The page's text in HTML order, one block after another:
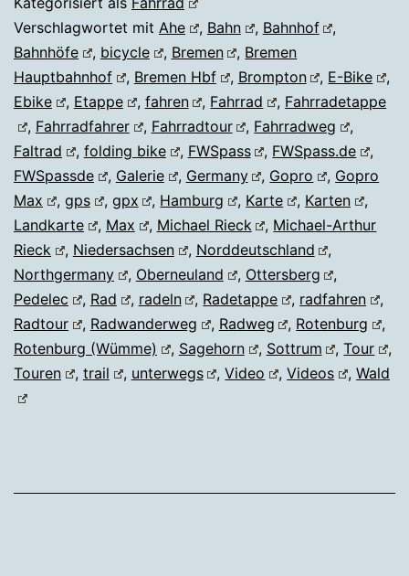
an
der
Bahn
lang
Verschlagwortet mit Ahe , Bahn , Bahnhof
,
Bahnhöfe
, bicycle , Bremen , Bremen
Hauptbahnhof
, Bremen Hbf , Brompton , E-Bike
,
Ebike
, Etappe , fahren , Fahrrad , Fahrradetappe
, Fahrradfahrer , Fahrradtour , Fahrradweg
,
Faltrad
, folding bike , FWSpass , FWSpass.de
,
FWSpassde
, Galerie , Germany , Gopro , Gopro
Max
, gps , gpx , Hamburg , Karte , Karten
,
Landkarte
, Max , Michael Rieck , Michael-Arthur
Rieck
, Niedersachsen , Norddeutschland
,
Northgermany
, Oberneuland , Ottersberg
,
Pedelec
, Rad , radeln , Radetappe , radfahren
,
Radtour
, Radwanderweg , Radweg , Rotenburg
,
Rotenburg (Wümme)
, Sagehorn , Sottrum ,Tour
,
Touren
, trail , unterwegs ,Video ,Videos , Wald